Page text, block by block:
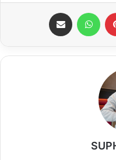
بينتيريست واتساب